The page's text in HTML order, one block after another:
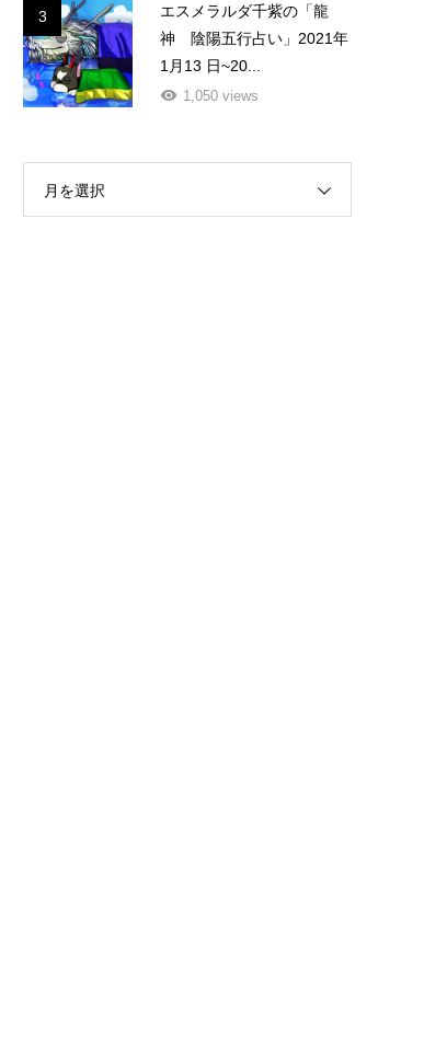
3
エスメラルダ千紫の「龍
神 陰陽五行占い」2021年
1月13 日~20...
1,050 views
月を選択